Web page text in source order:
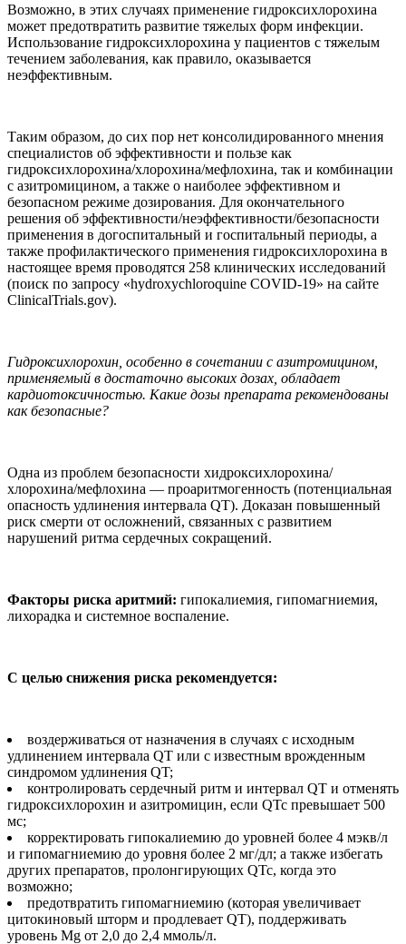
Возможно, в этих случаях применение гидроксихлорохина
может предотвратить развитие тяжелых форм инфекции.
Использование гидроксихлорохина у пациентов с тяжелым
течением заболевания, как правило, оказывается
неэффективным.
Таким образом, до сих пор нет консолидированного мнения
специалистов об эффективности и пользе как
гидроксихлорохина/хлорохина/мефлохина, так и комбинации
с азитромицином, а также о наиболее эффективном и
безопасном режиме дозирования. Для окончательного
решения об эффективности/неэффективности/безопасности
применения в догоспитальный и госпитальный периоды, а
также профилактического применения гидроксихлорохина в
настоящее время проводятся 258 клинических исследований
(поиск по запросу «hydroxychloroquine COVID-19» на сайте
ClinicalTrials.gov).
Гидроксихлорохин, особенно в сочетании с азитромицином,
применяемый в достаточно высоких дозах, обладает
кардиотоксичностью. Какие дозы препарата рекомендованы
как безопасные?
Одна из проблем безопасности хидроксихлорохина/
хлорохина/мефлохина — проаритмогенность (потенциальная
опасность удлинения интервала QT). Доказан повышенный
риск смерти от осложнений, связанных с развитием
нарушений ритма сердечных сокращений.
Факторы риска аритмий: гипокалиемия, гипомагниемия,
лихорадка и системное воспаление.
С целью снижения риска рекомендуется:
воздерживаться от назначения в случаях с исходным
удлинением интервала QT или с известным врожденным
синдромом удлинения QT;
контролировать сердечный ритм и интервал QT и отменять
гидроксихлорохин и азитромицин, если QTc превышает 500
мс;
корректировать гипокалиемию до уровней более 4 мэкв/л
и гипомагниемию до уровня более 2 мг/дл; а также избегать
других препаратов, пролонгирующих QTc, когда это
возможно;
предотвратить гипомагниемию (которая увеличивает
цитокиновый шторм и продлевает QТ), поддерживать
уровень Mg от 2,0 до 2,4 ммоль/л.